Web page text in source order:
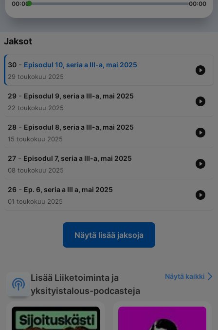
00:00 00:00
Jaksot
30 - Episodul 10, seria a III-a, mai 2025
29 toukokuu 2025
29 - Episodul 9, seria a III-a, mai 2025
22 toukokuu 2025
28 - Episodul 8, seria a III-a, mai 2025
15 toukokuu 2025
27 - Episodul 7, seria a III-a, mai 2025
08 toukokuu 2025
26 - Ep. 6, seria a III a, mai 2025
01 toukokuu 2025
Näytä lisää jaksoja
Lisää Liiketoiminta ja
yksityistalous-podcasteja
Näytä kaikki